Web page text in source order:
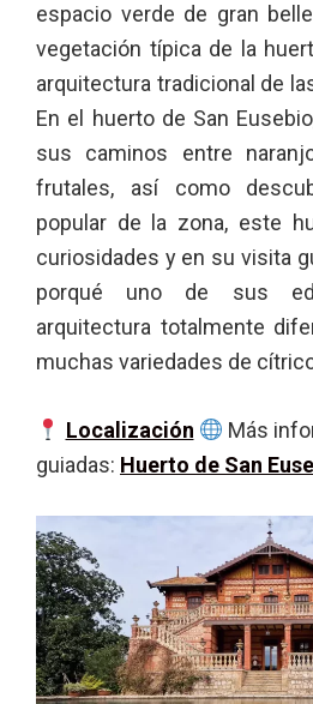
espacio verde de gran
vegetación típica de la
arquitectura tradicional de
En el huerto de San
sus caminos entre
frutales, así como
popular de la zona, este
curiosidades y en su visita
porqué uno de sus
arquitectura totalmente
muchas variedades de
Localización
Más
guiadas: Huerto de San